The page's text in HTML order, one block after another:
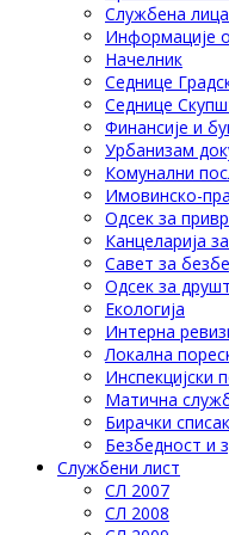
Службена
Информације
Начелник
Седнице
Седнице
Финансије и
Урбанизам
Комунални
Имовинско-
Одсек за
Канцеларија
Савет за
Одсек за
Eкологија
Интерна
Локална
Инспекцијски
Матична
Бирачки
Безбедност и
Службени лист
СЛ 2007
СЛ 2008